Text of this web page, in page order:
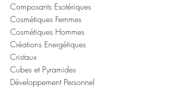
Composants Esotériques
Cosmétiques Femmes
Cosmétiques Hommes
Créations Energétiques
Cristaux
Cubes et Pyramides
Développement Personnel